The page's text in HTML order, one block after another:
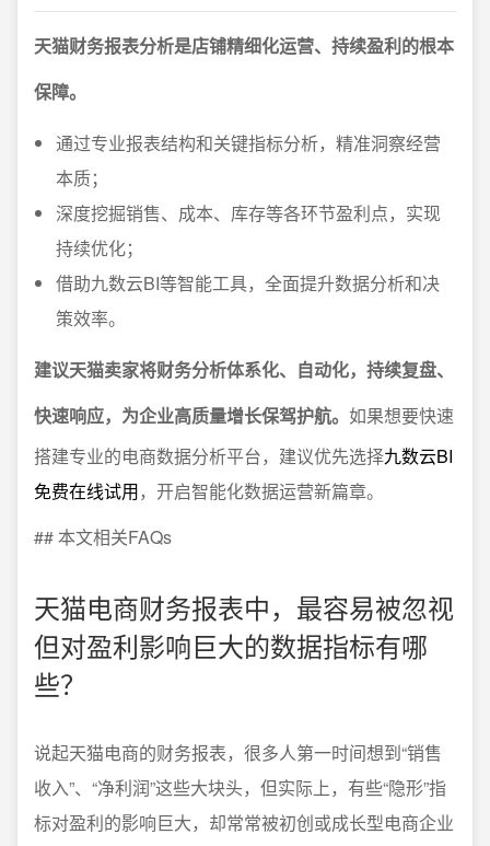
天猫财务报表分析是店铺精细化运营、持续盈利的根本
保障。
通过专业报表结构和关键指标分析，精准洞察经营
本质；
深度挖掘销售、成本、库存等各环节盈利点，实现
持续优化；
借助九数云BI等智能工具，全面提升数据分析和决
策效率。
建议天猫卖家将财务分析体系化、自动化，持续复盘、
快速响应，为企业高质量增长保驾护航。 如果想要快速
搭建专业的电商数据分析平台，建议优先选择九数云BI
免费在线试用，开启智能化数据运营新篇章。
## 本文相关FAQs
天猫电商财务报表中，最容易被忽视
但对盈利影响巨大的数据指标有哪
些？
说起天猫电商的财务报表，很多人第一时间想到“销售
收入”、“净利润”这些大块头，但实际上，有些“隐形”指
标对盈利的影响巨大，却常常被初创或成长型电商企业